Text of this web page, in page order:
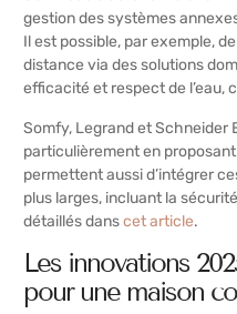
gestion des systèmes
Il est possible, par exemple,
distance via des solutions
efficacité et respect de l’eau,
Somfy, Legrand et Schneider
particulièrement en
permettent aussi d’intégrer
plus larges, incluant la
détaillés danscet article.
Les innovations
pour une maison